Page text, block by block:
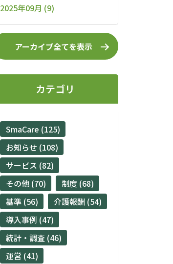
2025年09月 (9)
アーカイブ全てを表示
カテゴリ
SmaCare (125)
お知らせ (108)
サービス (82)
その他 (70)
制度 (68)
基準 (56)
介護報酬 (54)
導入事例 (47)
統計・調査 (46)
運営 (41)